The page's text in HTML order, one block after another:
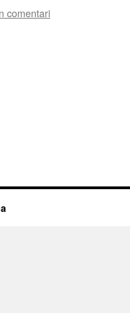
comentari